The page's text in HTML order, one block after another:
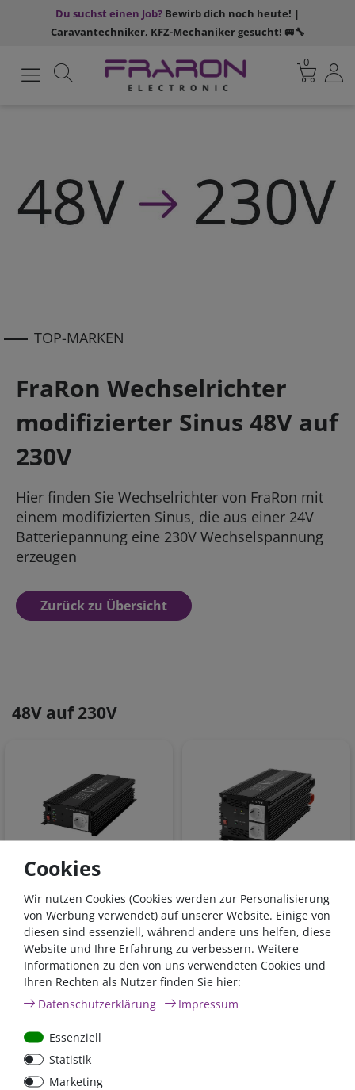
Du suchst einen Job? Bewirb dich noch heute! |
Caravantechniker, KFZ-Mechaniker gesucht! 🚐🔧
0
TOP-MARKEN
FraRon Wechselrichter
modifizierter Sinus 48V auf
230V
Hier finden Sie Wechselrichter von FraRon mit
einem modifizierten Sinus, die aus einer 24V
Batteriepannung eine 230V Wechselspannung
erzeugen
Zurück zu Übersicht
48V auf 230V
Wechselrichter
modifizierter Sinus 1500
Watt 48V
304,50 €*
sofort lieferbar
Versandkosten
modifizierter Sinus 3000
Watt 48V
569,00 €*
sofort lieferbar
Cookies
Wir nutzen Cookies (Cookies werden zur Personalisierung
von Werbung verwendet) auf unserer Website. Einige von
diesen sind essenziell, während andere uns helfen, diese
Website und Ihre Erfahrung zu verbessern. Weitere
Informationen zu den von uns verwendeten Cookies und
Ihren Rechten als Nutzer finden Sie hier:
Daten­schutz­erklärung
Impressum
Essenziell
Statistik
Marketing